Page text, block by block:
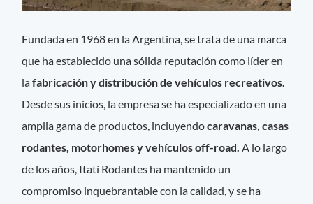
Fundada en 1968 en la Argentina, se trata de una marca
que ha establecido una sólida reputación como líder en
lafabricación y distribución de vehículos recreativos.
Desde sus inicios, la empresa se ha especializado en una
amplia gama de productos, incluyendocaravanas, casas
rodantes, motorhomes y vehículos off-road. A lo largo
de los años, Itatí Rodantes ha mantenido un
compromiso inquebrantable con la calidad, y se ha